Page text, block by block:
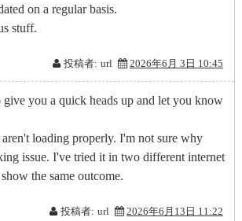
on a regular basis.
stuff.
投稿者: url 2026年6月 3日 10:45
you a quick heads up and let you know
loading properly. I'm not sure why
issue. I've tried it in two different internet
the same outcome.
投稿者: url 2026年6月13日 11:22